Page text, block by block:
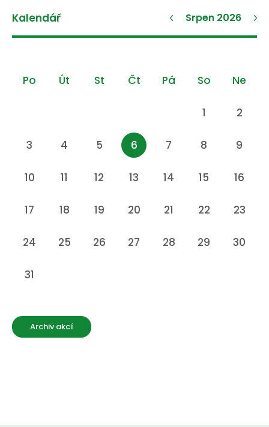
Kalendář Srpen 2026
Po Út St Čt Pá So Ne
1 2
3 4 5 6 7 8 9
10 11 12 13 14 15 16
17 18 19 20 21 22 23
24 25 26 27 28 29 30
31
Archiv akcí